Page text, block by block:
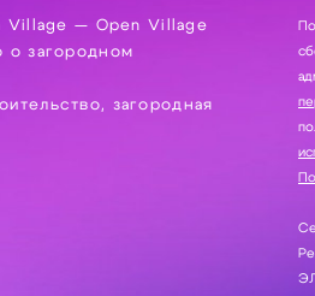
Village — Open Village
о загородном
загородная
сбор, хранение и